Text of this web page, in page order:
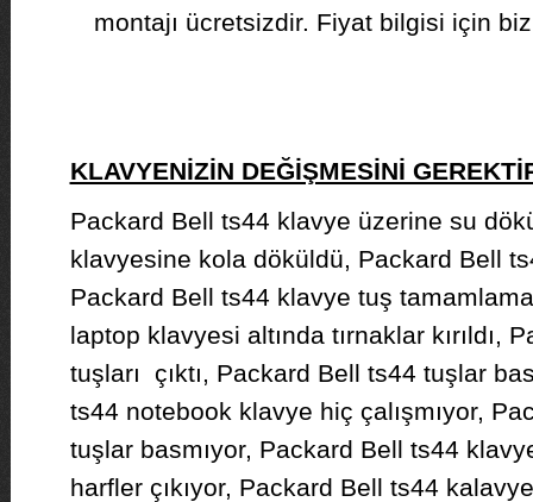
montajı ücretsizdir. Fiyat bilgisi için
KLAVYENİZİN DEĞİŞMESİNİ
Packard Bell ts44 klavye üzerine su
klavyesine kola döküldü, Packard Bell
Packard Bell ts44 klavye tuş
laptop klavyesi altında tırnaklar kırıldı,
tuşları çıktı, Packard Bell ts44 tuşlar
ts44 notebook klavye hiç çalışmıyor,
tuşlar basmıyor, Packard Bell ts44
harfler çıkıyor, Packard Bell ts44